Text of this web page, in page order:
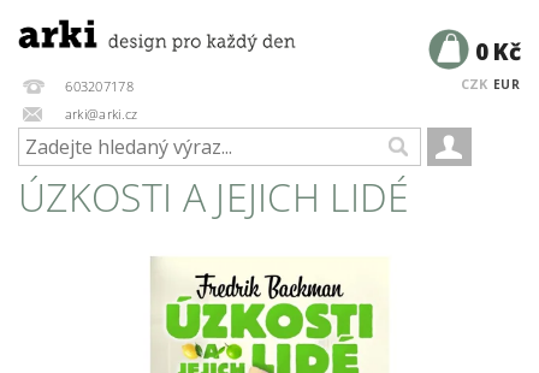
603207178
arki@arki.cz
CZK EUR
0 Kč
ÚZKOSTI A JEJICH LIDÉ